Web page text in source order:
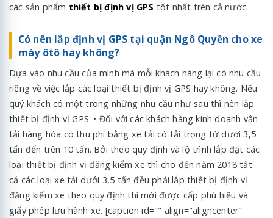
các sản phẩm thiết bị định vị GPS tốt nhất trên cả nước.
Có nên lắp định vị GPS tại quận Ngô Quyền cho xe
máy ôtô hay không?
Dựa vào nhu cầu của mình mà mỗi khách hàng lại có nhu cầu
riêng về việc lắp các loại thiết bị định vị GPS hay không. Nếu
quý khách có một trong những nhu cầu như sau thì nên lắp
thiết bị định vị GPS: • Đối với các khách hàng kinh doanh vận
tải hàng hóa có thu phí bằng xe tải có tải trọng từ dưới 3,5
tấn đến trên 10 tấn. Bởi theo quy định và lộ trình lắp đặt các
loại thiết bị định vị đăng kiểm xe thì cho đến năm 2018 tất
cả các loại xe tải dưới 3,5 tấn đều phải lắp thiết bị định vị
đăng kiểm xe theo quy định thì mới được cấp phù hiệu và
giấy phép lưu hành xe. [caption id="" align="aligncenter"